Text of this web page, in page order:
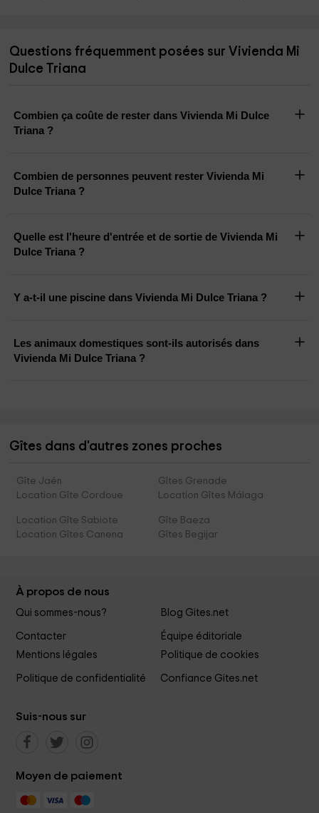
Questions fréquemment posées sur Vivienda Mi
Dulce Triana
Combien ça coûte de rester dans Vivienda Mi Dulce
Triana ?
Combien de personnes peuvent rester Vivienda Mi
Dulce Triana ?
Quelle est l'heure d'entrée et de sortie de Vivienda Mi
Dulce Triana ?
Y a-t-il une piscine dans Vivienda Mi Dulce Triana ?
Les animaux domestiques sont-ils autorisés dans
Vivienda Mi Dulce Triana ?
Gîtes dans d'autres zones proches
Gîte Jaén
Gîtes Grenade
Location Gîte Cordoue
Location Gîtes Málaga
Location Gîte Sabiote
Gîte Baeza
Location Gîtes Canena
Gîtes Begijar
À propos de nous
Qui sommes-nous? Blog Gites.net
Contacter
Équipe éditoriale
Mentions légales
Politique de cookies
Politique de confidentialité Confiance Gites.net
Suis-nous sur
Moyen de paiement